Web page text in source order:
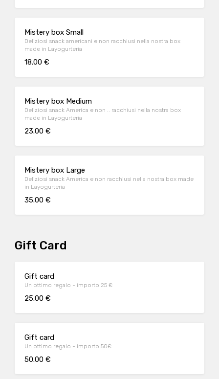
Mistery box Small
Deliziosi snack americani e non racchiusi nella nostra box
made in Layogurteria
18.00 €
Mistery box Medium
Deliziosi snack America e non .. racchiusi nella nostra box
made in Layogurteria
23.00 €
Mistery box Large
Deliziosi snack America e non racchiusi nella nostra box made
in Layogurteria
35.00 €
Gift Card
Gift card
Un ottimo regalo - importo 25 €
25.00 €
Gift card
Un ottimo regalo - importo 50€
50.00 €